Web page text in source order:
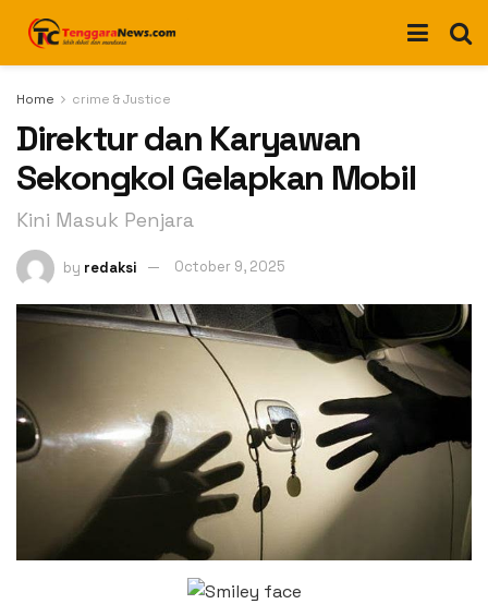
Home crime & Justice
Direktur dan Karyawan
Sekongkol Gelapkan Mobil
Kini Masuk Penjara
by redaksi October 9, 2025